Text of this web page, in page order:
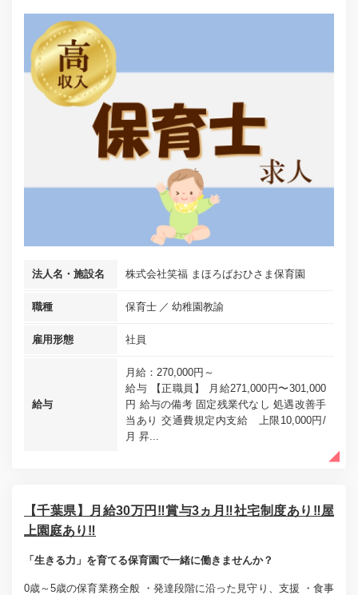
法人名・施設名 株式会社笑福 まほろばおひさま保育園
職種 保育士 幼稚園教諭
雇用形態 社員
給与
月給：270,000円～
給与 【正職員】 月給271,000円〜301,000
円 給与の備考 固定残業代なし 処遇改善手
当あり 交通費規定内支給 上限10,000円/
月 昇...
【千葉県】月給30万円‼賞与3ヵ月‼社宅制度あり‼屋
上園庭あり‼
「生きる力」を育てる保育園で一緒に働きませんか？
0歳～5歳の保育業務全般 ・発達段階に沿った見守り、支援 ・食事